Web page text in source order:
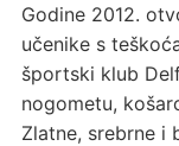
Godine 2012.
učenike s
športski klub
nogometu,
Zlatne, srebrne i